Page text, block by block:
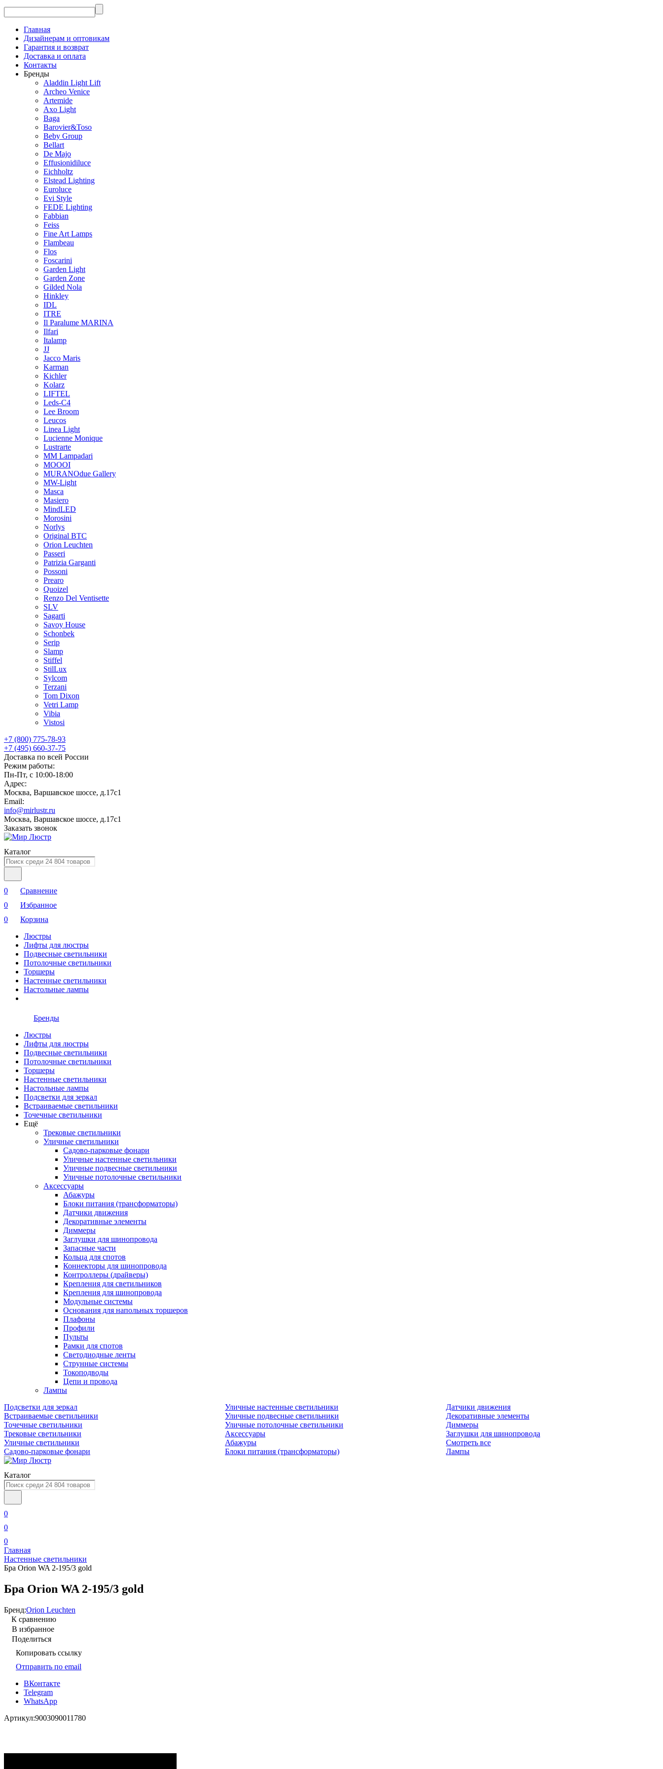
Главная
Дизайнерам и оптовикам
Гарантия и возврат
Доставка и оплата
Контакты
Бренды
Aladdin Light Lift
Archeo Venice
Artemide
Axo Light
Baga
Barovier&Toso
Beby Group
Bellart
De Majo
Effusionidiluce
Eichholtz
Elstead Lighting
Euroluce
Evi Style
FEDE Lighting
Fabbian
Feiss
Fine Art Lamps
Flambeau
Flos
Foscarini
Garden Light
Garden Zone
Gilded Nola
Hinkley
IDL
ITRE
Il Paralume MARINA
Ilfari
Italamp
JJ
Jacco Maris
Karman
Kichler
Kolarz
LIFTEL
Leds-C4
Lee Broom
Leucos
Linea Light
Lucienne Monique
Lustrarte
MM Lampadari
MOOOI
MURANOdue Gallery
MW-Light
Masca
Masiero
MindLED
Morosini
Norlys
Original BTC
Orion Leuchten
Passeri
Patrizia Garganti
Possoni
Prearo
Quoizel
Renzo Del Ventisette
SLV
Sagarti
Savoy House
Schonbek
Serip
Slamp
Stiffel
StilLux
Sylcom
Terzani
Tom Dixon
Vetri Lamp
Vibia
Vistosi
+7 (800) 775-78-93
+7 (495) 660-37-75
Доставка по всей России
Режим работы:
Пн-Пт, с 10:00-18:00
Адрес:
Москва, Варшавское шоссе, д.17c1
Email:
info@mirlustr.ru
Москва, Варшавское шоссе, д.17c1
Заказать звонок
Каталог
0
Сравнение
0
Избранное
0
Корзина
Люстры
Лифты для люстры
Подвесные светильники
Потолочные светильники
Торшеры
Настенные светильники
Настольные лампы
Бренды
Люстры
Лифты для люстры
Подвесные светильники
Потолочные светильники
Торшеры
Настенные светильники
Настольные лампы
Подсветки для зеркал
Встраиваемые светильники
Точечные светильники
Ещё
Трековые светильники
Уличные светильники
Садово-парковые фонари
Уличные настенные светильники
Уличные подвесные светильники
Уличные потолочные светильники
Аксессуары
Абажуры
Блоки питания (трансформаторы)
Датчики движения
Декоративные элементы
Диммеры
Заглушки для шинопровода
Запасные части
Кольца для спотов
Коннекторы для шинопровода
Контроллеры (драйверы)
Крепления для светильников
Крепления для шинопровода
Модульные системы
Основания для напольных торшеров
Плафоны
Профили
Пульты
Рамки для спотов
Светодиодные ленты
Струнные системы
Токоподводы
Цепи и провода
Лампы
Подсветки для зеркал
Встраиваемые светильники
Точечные светильники
Трековые светильники
Уличные светильники
Садово-парковые фонари
Уличные настенные светильники
Уличные подвесные светильники
Уличные потолочные светильники
Аксессуары
Абажуры
Блоки питания (трансформаторы)
Датчики движения
Декоративные элементы
Диммеры
Заглушки для шинопровода
Смотреть все
Лампы
Каталог
0
0
0
Главная
Настенные светильники
Бра Orion WA 2-195/3 gold
Бра Orion WA 2-195/3 gold
Бренд:Orion Leuchten
К сравнению
В избранное
Поделиться
Копировать ссылку
Отправить по email
ВКонтакте
Telegram
WhatsApp
Артикул:9003090011780